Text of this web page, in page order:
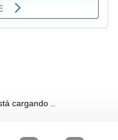
cargando